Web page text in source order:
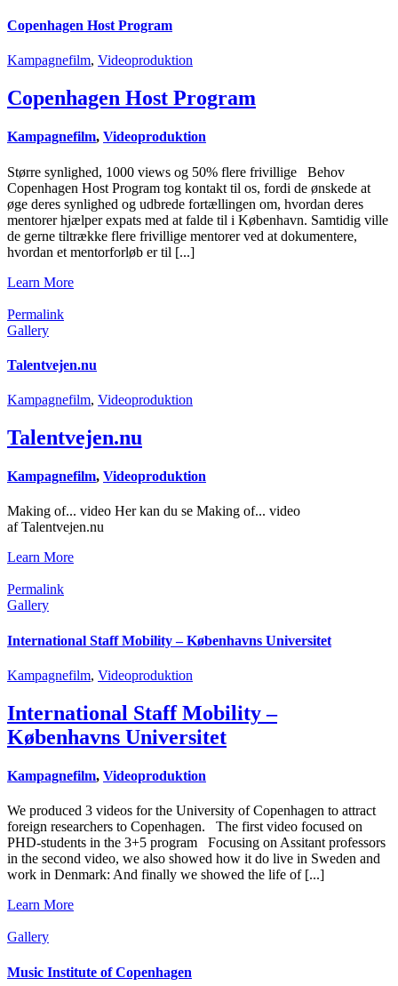
Copenhagen Host Program
Kampagnefilm, Videoproduktion
Copenhagen Host Program
Kampagnefilm, Videoproduktion
Større synlighed, 1000 views og 50% flere frivillige Behov
Copenhagen Host Program tog kontakt til os, fordi de ønskede at
øge deres synlighed og udbrede fortællingen om, hvordan deres
mentorer hjælper expats med at falde til i København. Samtidig ville
de gerne tiltrække flere frivillige mentorer ved at dokumentere,
hvordan et mentorforløb er til [...]
Learn More
Permalink
Gallery
Talentvejen.nu
Kampagnefilm, Videoproduktion
Talentvejen.nu
Kampagnefilm, Videoproduktion
Making of... video Her kan du se Making of... video
af Talentvejen.nu
Learn More
Permalink
Gallery
International Staff Mobility – Københavns Universitet
Kampagnefilm, Videoproduktion
International Staff Mobility –
Københavns Universitet
Kampagnefilm, Videoproduktion
We produced 3 videos for the University of Copenhagen to attract
foreign researchers to Copenhagen. The first video focused on
PHD-students in the 3+5 program Focusing on Assitant professors
in the second video, we also showed how it do live in Sweden and
work in Denmark: And finally we showed the life of [...]
Learn More
Gallery
Music Institute of Copenhagen